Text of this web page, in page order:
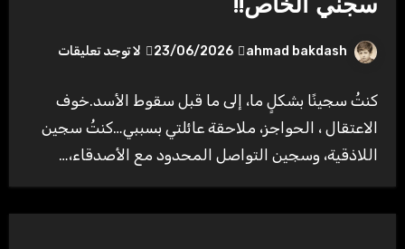
سجني الخاص!!
ahmad bakdash
23/06/2026 لا توجد تعليقات
كنتُ سجينًا بشكلٍ ما، إلى ما قبل سقوط الأسد.خوف
الاعتقال ، الحواجز، ملاحقة عائلتي بسببي…كنتُ سجين
اللاذقية، وسجين التواصل المحدود مع الأصدقاء،…